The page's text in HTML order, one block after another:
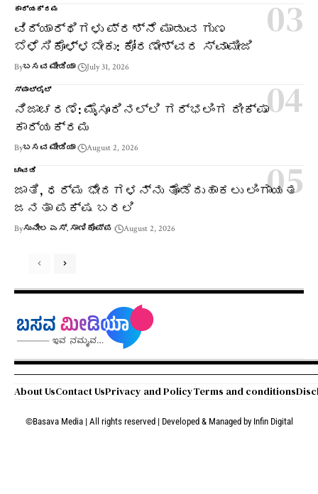
ಕಾರ್ಯಕ್ರಮ
ವಿದ್ಯಾರ್ಥಿಗಳು ಪ್ರಶ್ನೆ ಮಾಡುವ ಗುಣ
ಬೆಳೆಸಿಕೊಳ್ಳಬೇಕು: ಕೋರಣೇಶ್ವರ ಸ್ವಾಮೀಜಿ
Byಬಸವ ಮೀಡಿಯಾ July 31, 2026
ಸ್ಪಾಟ್‌ಲೈಟ್
ನಿಜಾಚರಣೆ: ಮೈಸೂರಿನಲ್ಲಿ ಗರ್ಭಲಿಂಗ ದೀಕ್ಷಾ
ಕಾರ್ಯಕ್ರಮ
Byಬಸವ ಮೀಡಿಯಾ August 2, 2026
ಚಾವಡಿ
ಜಾತಿ, ಧರ್ಮ ಭೇದಗಳನ್ನು ತೊಡೆದುಹಾಕಲು ಲಿಂಗಾಯತ
ಜನತಾ ಪಕ್ಷ ಬರಲಿ
Byಸುನೀಲ ಎಸ್. ಸಾಣಿಕೊಪ್ಪ August 2, 2026
About UsContact UsPrivacy and PolicyTerms and conditions
©Basava Media | All rights reserved | Developed & Managed by Infin Digital